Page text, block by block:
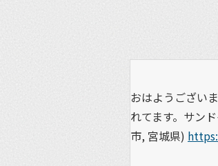
おはようござい
れてます。サン
市, 宮城県)